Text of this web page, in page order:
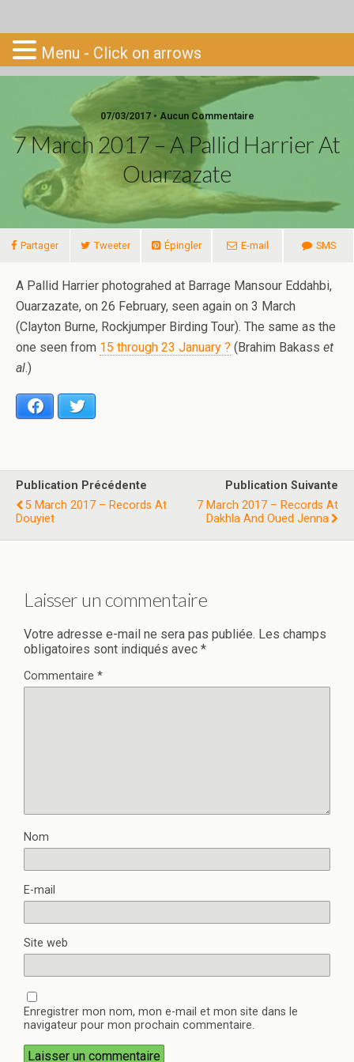
Go-South
07/03/2017 • Aucun Commentaire
7 March 2017 – A Pallid Harrier At
Ouarzazate
Partager Tweeter Épingler E-mail SMS
A Pallid Harrier photograhed at Barrage Mansour Eddahbi,
Ouarzazate, on 26 February, seen again on 3 March
(Clayton Burne, Rockjumper Birding Tour). The same as the
one seen from 15 through 23 January ? (Brahim Bakass et
al.)
Facebook
Publication Précédente
5 March 2017 – Records At
Douyiet
Publication Suivante
7 March 2017 – Records At
Dakhla And Oued Jenna
Laisser un commentaire
Votre adresse e-mail ne sera pas publiée. Les champs
obligatoires sont indiqués avec *
Commentaire *
Nom
E-mail
Site web
Enregistrer mon nom, mon e-mail et mon site dans le
navigateur pour mon prochain commentaire.
Menu - Click on arrows